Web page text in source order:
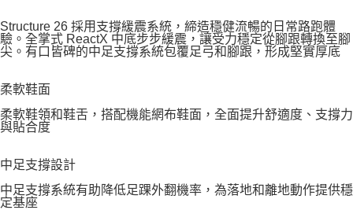
Structure 26 採用支撐緩震系統，締造穩健流暢的日常路跑體
驗。全掌式 ReactX 中底步步緩震，讓受力穩定從腳跟轉換至腳
尖。有口皆碑的中足支撐系統包覆足弓和腳跟，形成堅實厚底
柔軟鞋面
柔軟鞋領和鞋舌，搭配機能網布鞋面，全面提升舒適度、支撐力
與貼合度
中足支撐設計
中足支撐系統有助降低足踝外翻機率，為落地和離地動作提供穩
定基座